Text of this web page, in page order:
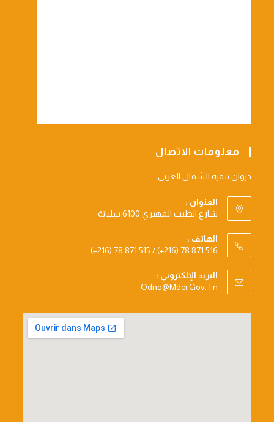
معلومات الاتصال
ديوان تنمية الشمال الغربي
العنوان :
شارع الطيب المهيري 6100 سليانة
الهاتف :
(+216) 78 871 515 / (+216) 78 871 516
البريد الإلكتروني :
Odno@mdci.gov.tn
Opens
Application